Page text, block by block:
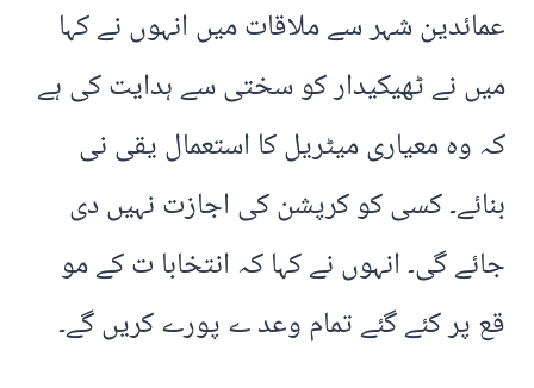
عمائدین شہر سے ملاقات میں انہوں نے کہا
میں نے ٹھیکیدار کو سختی سے ہدایت کی ہے
کہ وہ معیاری میٹریل کا استعمال یقی نی
بنائے۔ کسی کو کرپشن کی اجازت نہیں دی
جائے گی۔ انہوں نے کہا کہ انتخابا ت کے مو
قع پر کئے گئے تمام وعد ے پورے کریں گے۔